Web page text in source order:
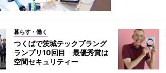
暮らす・働く
つくばで茨城テックプラング
ランプリ10回目 最優秀賞は
空間セキュリティー